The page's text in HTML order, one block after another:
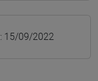
: 15/09/2022